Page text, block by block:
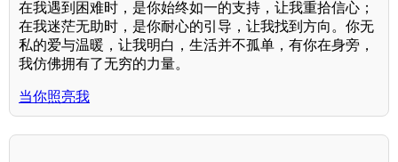
在我遇到困难时，是你始终如一的支持，让我重拾信心；
在我迷茫无助时，是你耐心的引导，让我找到方向。你无
私的爱与温暖，让我明白，生活并不孤单，有你在身旁，
我仿佛拥有了无穷的力量。
当你照亮我